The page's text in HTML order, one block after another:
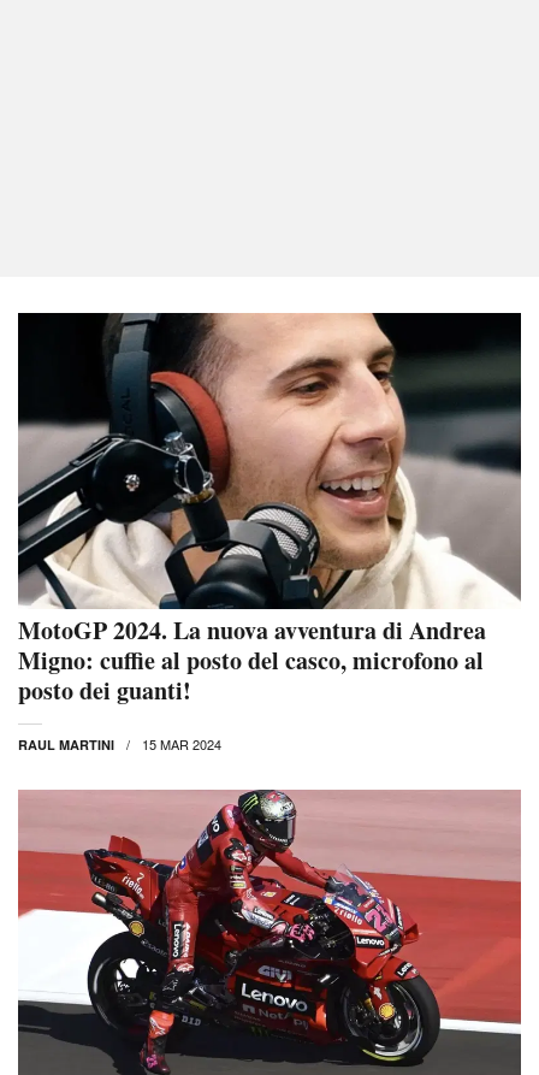
MotoGP 2024. La nuova avventura di Andrea
Migno: cuffie al posto del casco, microfono al
posto dei guanti!
RAUL MARTINI 15 MAR 2024